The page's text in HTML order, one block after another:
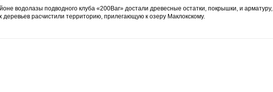
водолазы подводного клуба «200Bar» достали древесные остатки, покрышки, и арматуру,
деревьев расчистили территорию, прилегающую к озеру Маклокскому.